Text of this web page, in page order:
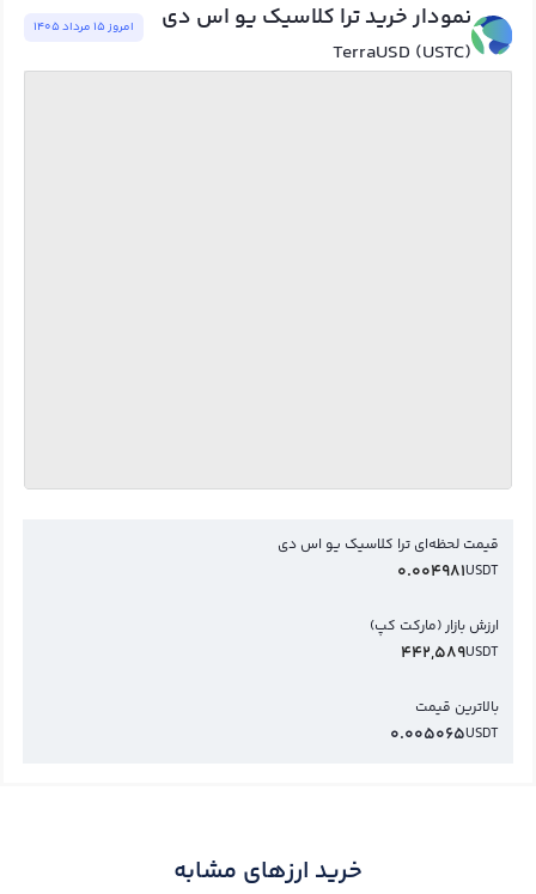
نمودار خرید ترا کلاسیک یو اس دی
TerraUSD (USTC)
امروز ١٥ مرداد ١٤٠٥
قیمت لحظه‌ای ترا کلاسیک یو اس دی
USDT
0.004981
ارزش بازار (مارکت کپ)
USDT
442,589
بالاترین قیمت
USDT
0.005065
خرید ارزهای مشابه